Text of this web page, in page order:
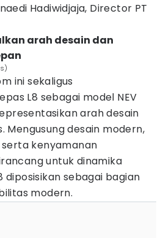
Hadiwidjaja, Director PT
arah desain dan
ini sekaligus
L8 sebagai model NEV
arah desain
Mengusung desain modern,
kenyamanan
untuk dinamika
diposisikan sebagai bagian
modern.